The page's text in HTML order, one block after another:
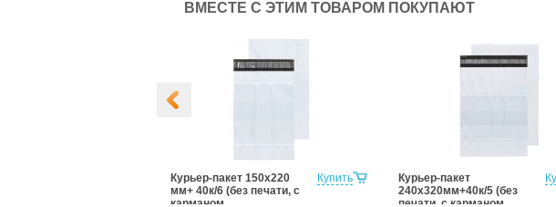
ВМЕСТЕ С ЭТИМ ТОВАРОМ ПОКУПАЮТ
Купить
Курьер-пакет 150х220
мм+ 40к/6 (без печати, с
карманом
Курьер-пакет
240х320мм+40к/5 (без
печати, с карманом